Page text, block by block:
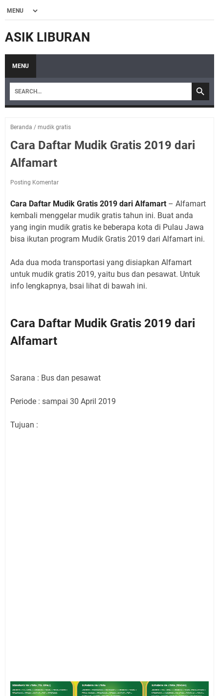
ASIK LIBURAN
MENU
Beranda / mudik gratis
Cara Daftar Mudik Gratis 2019 dari
Alfamart
Posting Komentar
Cara Daftar Mudik Gratis 2019 dari Alfamart – Alfamart
kembali menggelar mudik gratis tahun ini. Buat anda
yang ingin mudik gratis ke beberapa kota di Pulau Jawa
bisa ikutan program Mudik Gratis 2019 dari Alfamart ini.
Ada dua moda transportasi yang disiapkan Alfamart
untuk mudik gratis 2019, yaitu bus dan pesawat. Untuk
info lengkapnya, bsai lihat di bawah ini.
Cara Daftar Mudik Gratis 2019 dari
Alfamart
Sarana : Bus dan pesawat
Periode : sampai 30 April 2019
Tujuan :